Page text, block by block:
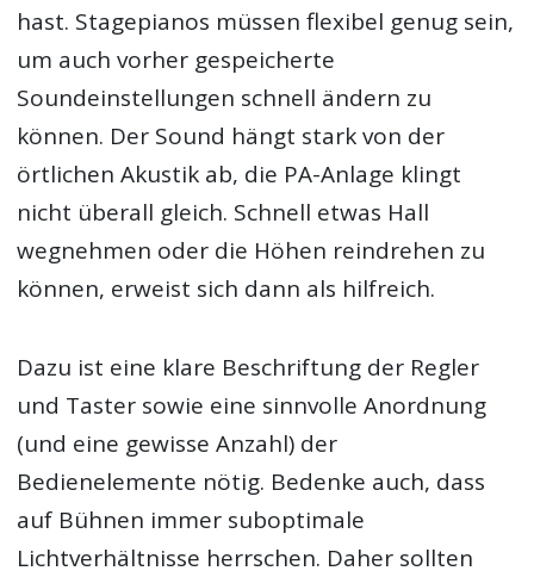
hast. Stagepianos müssen flexibel genug sein,
um auch vorher gespeicherte
Soundeinstellungen schnell ändern zu
können. Der Sound hängt stark von der
örtlichen Akustik ab, die PA-Anlage klingt
nicht überall gleich. Schnell etwas Hall
wegnehmen oder die Höhen reindrehen zu
können, erweist sich dann als hilfreich.
Dazu ist eine klare Beschriftung der Regler
und Taster sowie eine sinnvolle Anordnung
(und eine gewisse Anzahl) der
Bedienelemente nötig. Bedenke auch, dass
auf Bühnen immer suboptimale
Lichtverhältnisse herrschen. Daher sollten